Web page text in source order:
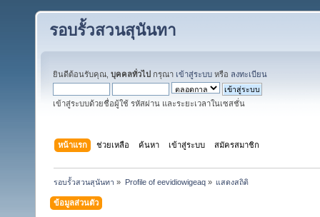
รอบรั้วสวนสุนันทา
ยินดีต้อนรับคุณ, บุคคลทั่วไป กรุณา เข้าสู่ระบบ หรือ ลงทะเบียน
เข้าสู่ระบบด้วยชื่อผู้ใช้ รหัสผ่าน และระยะเวลาในเซสชั่น
หน้าแรก ช่วยเหลือ ค้นหา เข้าสู่ระบบ สมัครสมาชิก
รอบรั้วสวนสุนันทา » Profile of eevidiowigeaq» แสดงสถิติ
ข้อมูลส่วนตัว